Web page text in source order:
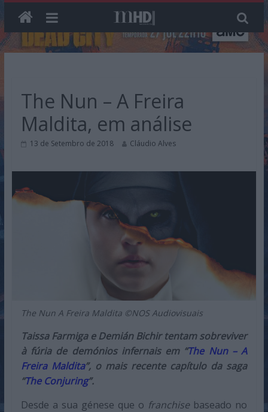
The Nun – A Freira
Maldita, em análise
13 de Setembro de 2018 Cláudio Alves
The Nun A Freira Maldita ©NOS Audiovisuais
Taissa Farmiga e Demián Bichir tentam sobreviver
à fúria de demónios infernais em “The Nun – A
Freira Maldita”, o mais recente capítulo da saga
“The Conjuring”.
Desde a sua génese que o franchise baseado no